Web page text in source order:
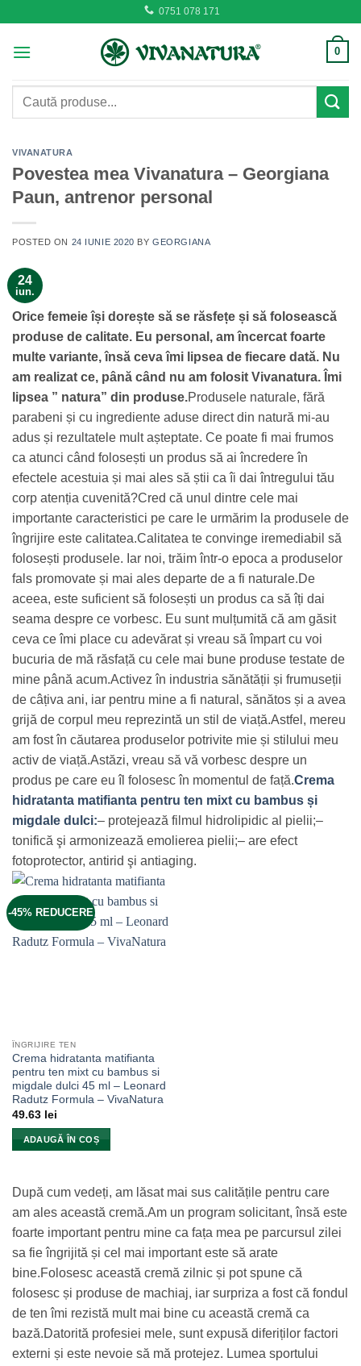
content
0751 078 171
0
Caută
VIVANATURA
Povestea mea Vivanatura – Georgiana
Paun, antrenor personal
POSTED ON 24 IUNIE 2020 BYGEORGIANA
24
iun.
Orice femeie își dorește să se răsfețe și să folosească
produse de calitate. Eu personal, am încercat foarte
multe variante, însă ceva îmi lipsea de fiecare dată. Nu
am realizat ce, până când nu am folosit Vivanatura. Îmi
lipsea ” natura” din produse.Produsele naturale, fără
parabeni și cu ingrediente aduse direct din natură mi-au
adus și rezultatele mult așteptate. Ce poate fi mai frumos
ca atunci când folosești un produs să ai încredere în
efectele acestuia și mai ales să știi ca îi dai întregului tău
corp atenția cuvenită?Cred că unul dintre cele mai
importante caracteristici pe care le urmărim la produsele de
îngrijire este calitatea.Calitatea te convinge iremediabil să
folosești produsele. Iar noi, trăim într-o epoca a produselor
fals promovate și mai ales departe de a fi naturale.De
aceea, este suficient să folosești un produs ca să îți dai
seama despre ce vorbesc. Eu sunt mulțumită că am găsit
ceva ce îmi place cu adevărat și vreau să împart cu voi
bucuria de mă răsfață cu cele mai bune produse testate de
mine până acum.Activez în industria sănătății și frumuseții
de câțiva ani, iar pentru mine a fi natural, sănătos și a avea
grijă de corpul meu reprezintă un stil de viață.Astfel, mereu
am fost în căutarea produselor potrivite mie și stilului meu
activ de viață.Astăzi, vreau să vă vorbesc despre un
produs pe care eu îl folosesc în momentul de față.Crema
hidratanta matifianta pentru ten mixt cu bambus și
migdale dulci:– protejează filmul hidrolipidic al pielii;–
tonifică şi armonizează emolierea pielii;– are efect
fotoprotector, antirid şi antiaging.
-45% REDUCERE
ÎNGRIJIRE TEN
Crema hidratanta matifianta
pentru ten mixt cu bambus si
migdale dulci 45 ml – Leonard
Radutz Formula – VivaNatura
49.63 lei
ADAUGĂ ÎN COȘ
După cum vedeți, am lăsat mai sus calitățile pentru care
am ales această cremă.Am un program solicitant, însă este
foarte important pentru mine ca fața mea pe parcursul zilei
sa fie îngrijită și cel mai important este să arate
bine.Folosesc această cremă zilnic și pot spune că
folosesc și produse de machiaj, iar surpriza a fost că fondul
de ten îmi rezistă mult mai bine cu această cremă ca
bază.Datorită profesiei mele, sunt expusă diferiților factori
externi și este nevoie să mă protejez. Lumea sportului